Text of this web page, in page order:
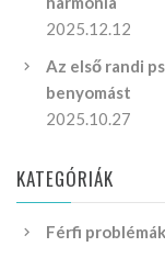
2025.12.12
Az első randi
benyomást
2025.10.27
KATEGÓRIÁK
Férfi problémák